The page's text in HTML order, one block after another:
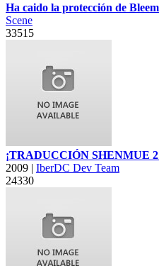
Ha caido la protección de
Scene
33515
¡TRADUCCIÓN SHENMUE
2009 | IberDC Dev Team
24330